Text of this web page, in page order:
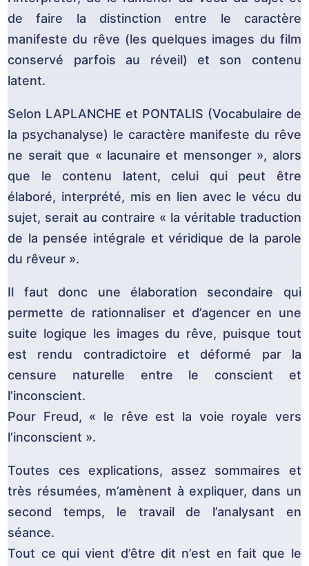
de faire la distinction entre le caractère
manifeste du rêve (les quelques images du film
conservé parfois au réveil) et son contenu
latent.
Selon LAPLANCHE et PONTALIS (Vocabulaire de
la psychanalyse) le caractère manifeste du rêve
ne serait que « lacunaire et mensonger », alors
que le contenu latent, celui qui peut être
élaboré, interprété, mis en lien avec le vécu du
sujet, serait au contraire « la véritable traduction
de la pensée intégrale et véridique de la parole
du rêveur ».
Il faut donc une élaboration secondaire qui
permette de rationnaliser et d’agencer en une
suite logique les images du rêve, puisque tout
est rendu contradictoire et déformé par la
censure naturelle entre le conscient et
l’inconscient.
Pour Freud, « le rêve est la voie royale vers
l’inconscient ».
Toutes ces explications, assez sommaires et
très résumées, m’amènent à expliquer, dans un
second temps, le travail de l’analysant en
séance.
Tout ce qui vient d’être dit n’est en fait que le